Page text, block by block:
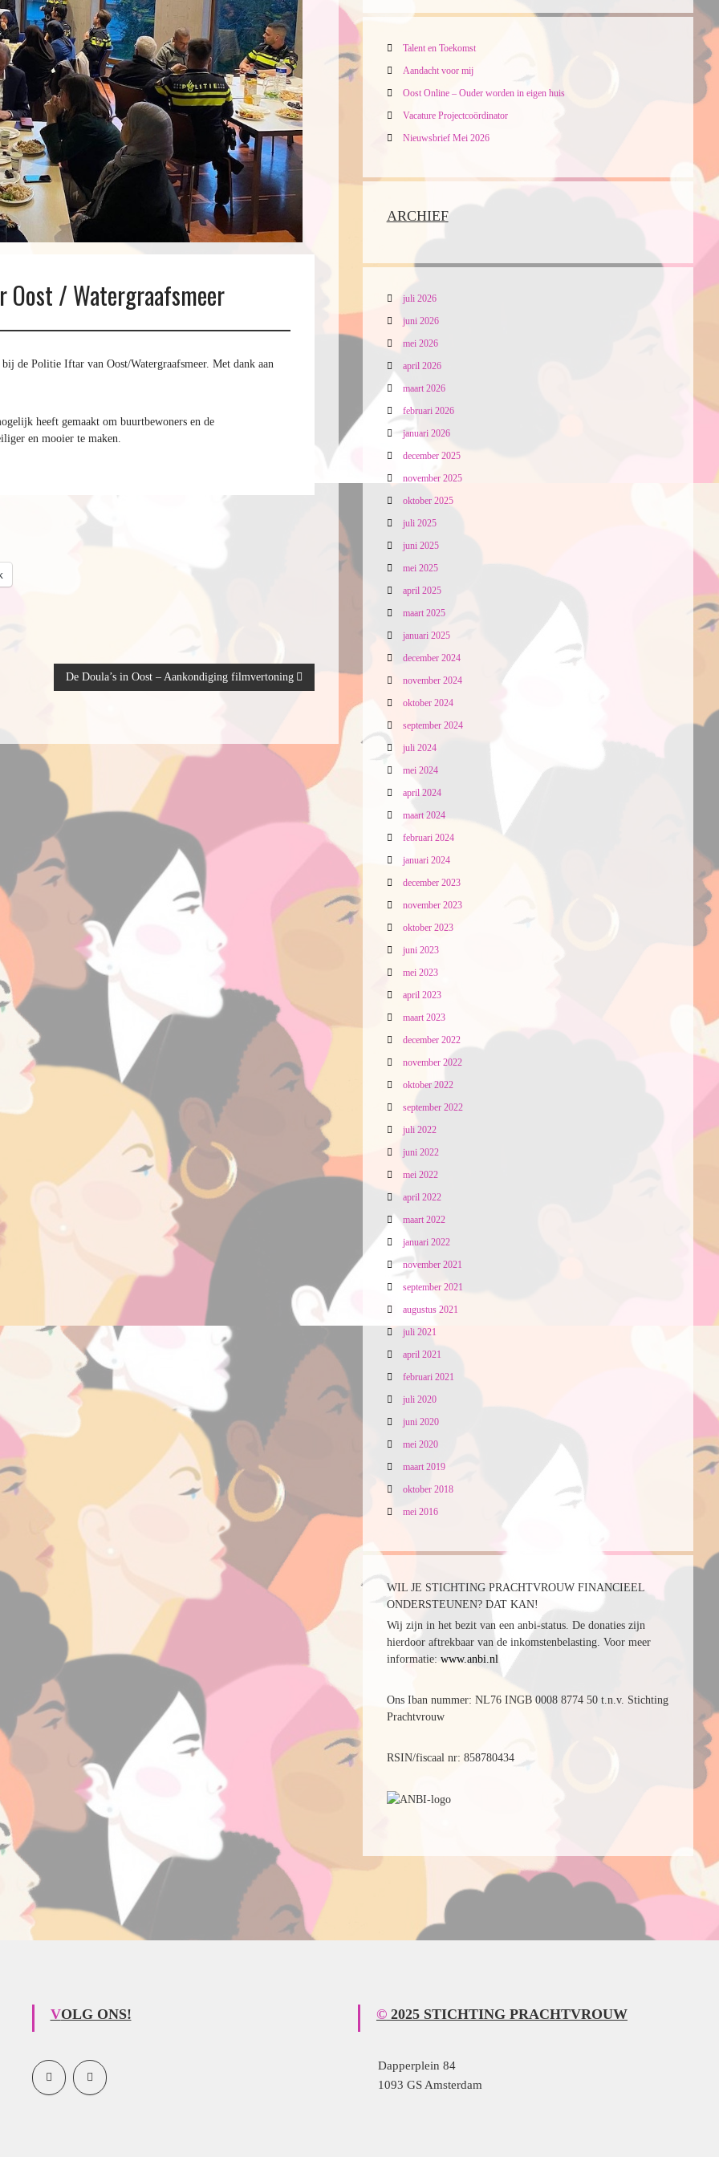
w
Oost / Watergraafsmeer
de Politie Iftar van Oost/Watergraafsmeer. Met dank aan
heeft gemaakt om buurtbewoners en de
en mooier te maken.
De Doula’s in Oost – Aankondiging filmvertoning
Talent en Toekomst
Aandacht voor mij
Oost Online – Ouder worden in eigen huis
Vacature Projectcoördinator
Nieuwsbrief Mei 2026
ARCHIEF
juli 2026
juni 2026
mei 2026
april 2026
maart 2026
februari 2026
januari 2026
december 2025
november 2025
oktober 2025
juli 2025
juni 2025
mei 2025
april 2025
maart 2025
januari 2025
december 2024
november 2024
oktober 2024
september 2024
juli 2024
mei 2024
april 2024
maart 2024
februari 2024
januari 2024
december 2023
november 2023
oktober 2023
juni 2023
mei 2023
april 2023
maart 2023
december 2022
november 2022
oktober 2022
september 2022
juli 2022
juni 2022
mei 2022
april 2022
maart 2022
januari 2022
november 2021
september 2021
augustus 2021
juli 2021
april 2021
februari 2021
juli 2020
juni 2020
mei 2020
maart 2019
oktober 2018
mei 2016
WIL JE STICHTING PRACHTVROUW FINANCIEEL
ONDERSTEUNEN? DAT KAN!
Wij zijn in het bezit van een anbi-status. De donaties zijn
hierdoor aftrekbaar van de inkomstenbelasting. Voor meer
informatie: www.anbi.nl
Ons Iban nummer: NL76 INGB 0008 8774 50 t.n.v. Stichting
Prachtvrouw
RSIN/fiscaal nr: 858780434
VOLG ONS! © 2025 STICHTING PRACHTVROUW
Dapperplein 84
1093 GS Amsterdam